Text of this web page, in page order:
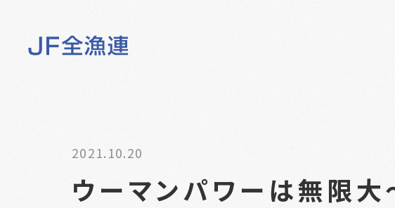
2021.10.20
ウーマンパワーは無限